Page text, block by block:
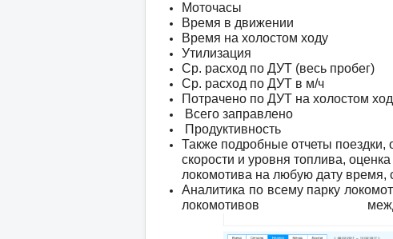
Моточасы
Время в движении
Время на холостом ходу
Утилизация
Ср. расход по ДУТ (весь пробег)
Ср. расход по ДУТ в м/ч
Потрачено по ДУТ на холостом
Всего заправлено
Продуктивность
Также подробные отчеты поездки,
скорости и уровня топлива,
локомотива на любую дату время,
Аналитика по всему парку
локомотивов